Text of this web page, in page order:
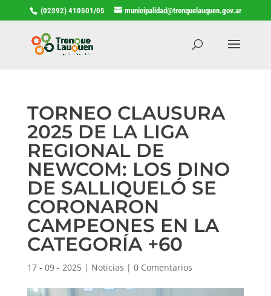
(02392) 410501/05 municipalidad@trenquelauquen.gov.ar
TORNEO CLAUSURA
2025 DE LA LIGA
REGIONAL DE
NEWCOM: LOS DINO
DE SALLIQUELÓ SE
CORONARON
CAMPEONES EN LA
CATEGORÍA +60
17 - 09 - 2025| Noticias | 0 Comentarios